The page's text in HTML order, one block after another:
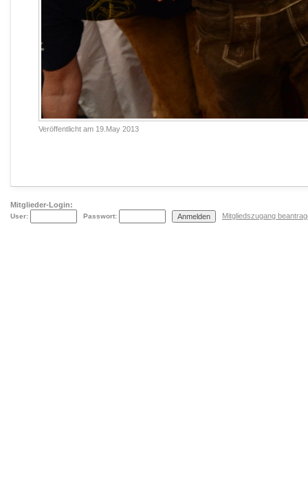
Veröffentlicht am 19.May 2013
Mitglieder-Login:
User: Passwort: Mitgliedszugang